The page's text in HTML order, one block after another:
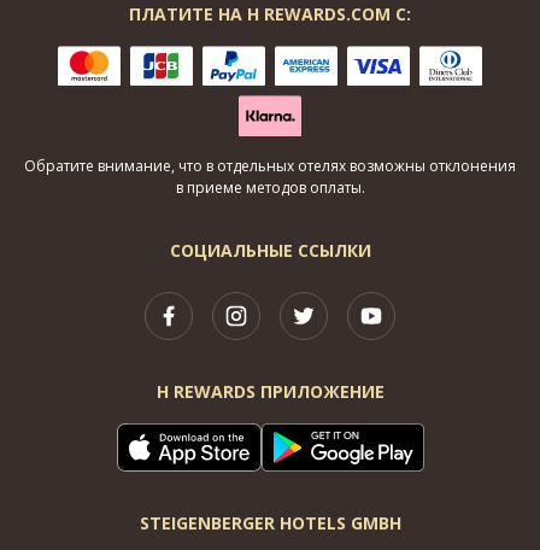
СОЦИАЛЬНЫЕ ССЫЛКИ
H REWARDS ПРИЛОЖЕНИЕ
STEIGENBERGER HOTELS GMBH
ПЛАТИТЕ НА H REWARDS.COM С:
Обратите внимание, что в отдельных отелях возможны отклонения
в приеме методов оплаты.